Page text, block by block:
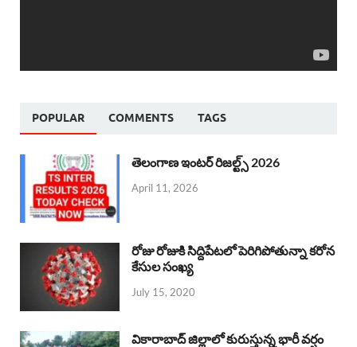
POPULAR COMMENTS TAGS
తెలంగాణ ఇంటర్ రిజల్ట్స్ 2026
April 11, 2026
రోజు రోజుకి సిద్దిపేటలో పెరిగిపోతున్నా కరోన
కేసుల సంఖ్య
July 15, 2020
వికారాబాద్ జిల్లాలో కురుస్తున్న భారీ వర్షం